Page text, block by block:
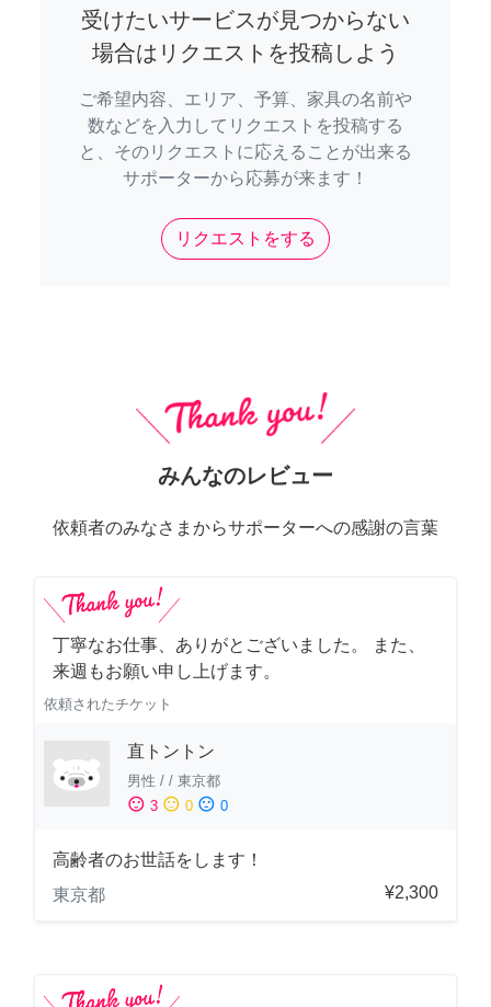
受けたいサービスが見つからない
場合はリクエストを投稿しよう
ご希望内容、エリア、予算、家具の名前や
数などを入力してリクエストを投稿する
と、そのリクエストに応えることが出来る
サポーターから応募が来ます！
リクエストをする
みんなのレビュー
依頼者のみなさまからサポーターへの感謝の言葉
丁寧なお仕事、ありがとございました。 また、
来週もお願い申し上げます。
依頼されたチケット
直トントン
男性 / / 東京都
sentiment_satisfied 3 sentiment_neutral 0 sentiment_dissatisfied 0
高齢者のお世話をします！
東京都
¥2,300